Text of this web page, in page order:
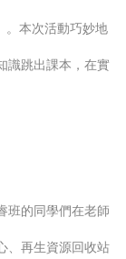
。本次活動巧妙地
識跳出課本，在實
班的同學們在老師
、再生資源回收站